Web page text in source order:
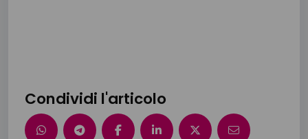
Condividi l'articolo